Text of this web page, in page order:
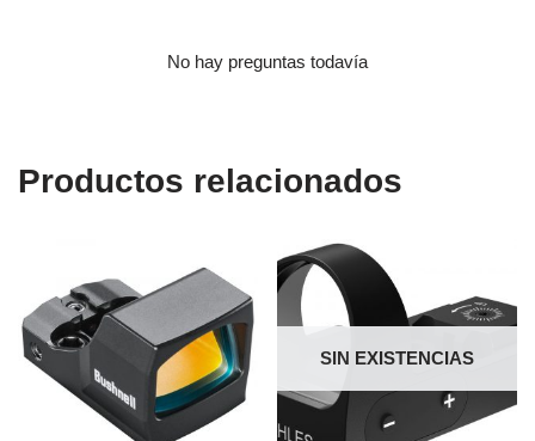
No hay preguntas todavía
Productos relacionados
SIN EXISTENCIAS